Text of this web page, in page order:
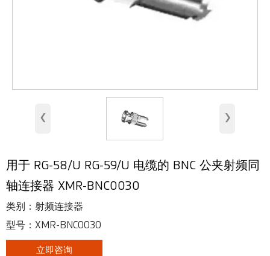
安全天线
射频连接器
‹ ›
用于 RG-58/U RG-59/U 电缆的 BNC 公夹射频同
轴连接器 XMR-BNC0030
类别：射频连接器
型号：XMR-BNC0030
立即咨询